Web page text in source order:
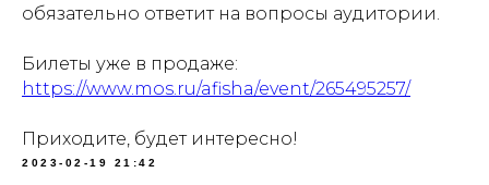
обязательно ответит на вопросы аудитории.
Билеты уже в продаже:
https://www.mos.ru/afisha/event/265495257/
Приходите, будет интересно!
2023-02-19 21:42